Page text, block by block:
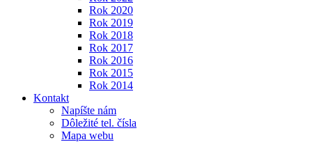
Rok 2020
Rok 2019
Rok 2018
Rok 2017
Rok 2016
Rok 2015
Rok 2014
Kontakt
Napíšte nám
Dôležité tel. čísla
Mapa webu